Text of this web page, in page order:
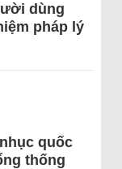
dùng
pháp lý
quốc
thống